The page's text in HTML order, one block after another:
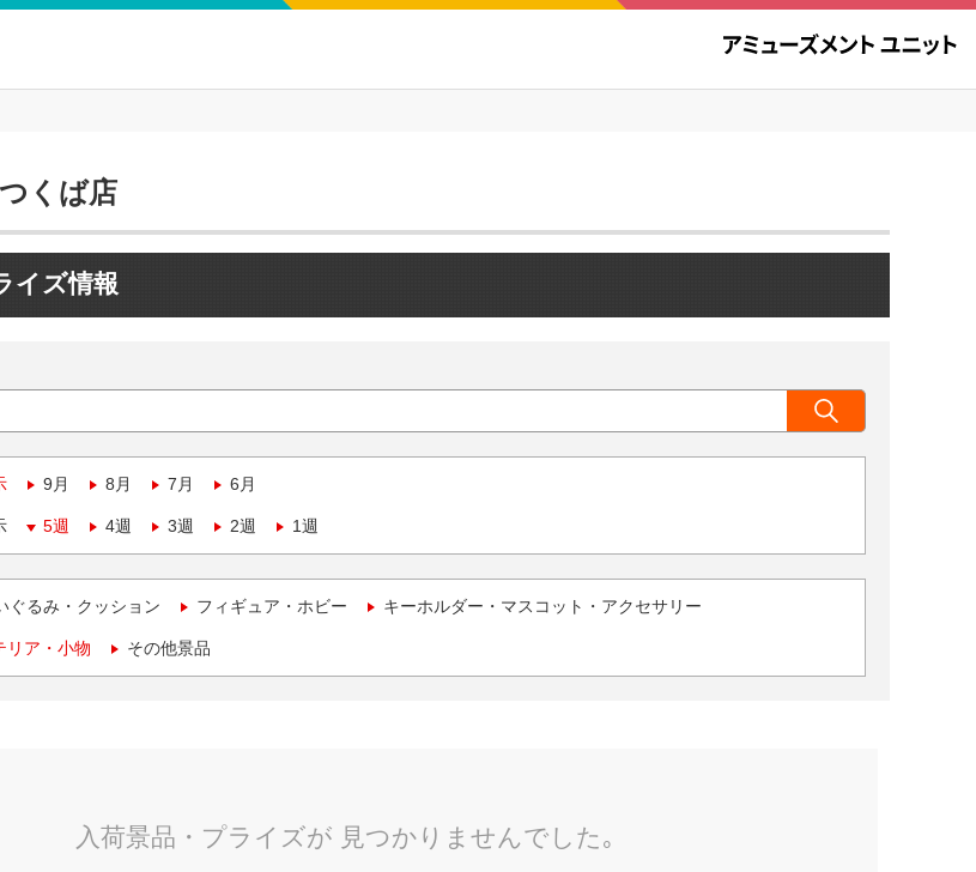
くば店
イズ情報
9月 8月 7月 6月
5週 4週 3週 2週 1週
ぐるみ・クッション フィギュア・ホビー キーホルダー・マスコット・アクセサリー
リア・小物 その他景品